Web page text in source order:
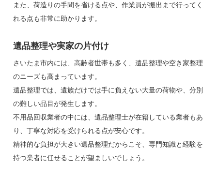
また、荷造りの手間を省ける点や、作業員が搬出まで行ってく
れる点も非常に助かります。
遺品整理や実家の片付け
さいたま市内には、高齢者世帯も多く、遺品整理や空き家整理
のニーズも高まっています。
遺品整理では、遺族だけでは手に負えない大量の荷物や、分別
の難しい品目が発生します。
不用品回収業者の中には、遺品整理士が在籍している業者もあ
り、丁寧な対応を受けられる点が安心です。
精神的な負担が大きい遺品整理だからこそ、専門知識と経験を
持つ業者に任せることが望ましいでしょう。